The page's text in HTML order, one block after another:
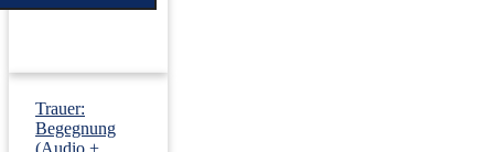
Trauer:
Begegnung
(Audio +